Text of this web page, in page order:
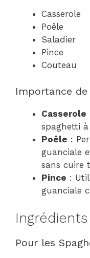
Casserole
Poêle
Saladier
Pince
Couteau
Importance de
Casserole
spaghetti
Poêle :
guanciale
sans cuire
Pince :
guanciale
Ingrédients
Pour les